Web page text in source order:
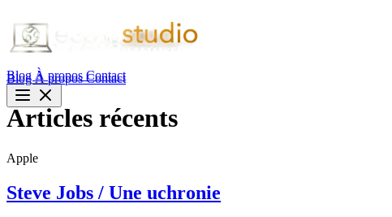
Blog À propos Contact
BlogÀ proposContact
Articles récents
Apple
Steve Jobs / Une uchronie